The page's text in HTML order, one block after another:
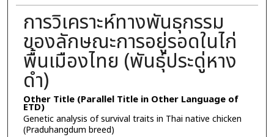
การวิเคราะห์ทางพันธุกรรม
ของลักษณะการอยู่รอดในไก่
พื้นเมืองไทย (พันธุ์ประดู่หาง
ดำ)
Other Title (Parallel Title in Other Language of
ETD)
Genetic analysis of survival traits in Thai native chicken
(Praduhangdum breed)